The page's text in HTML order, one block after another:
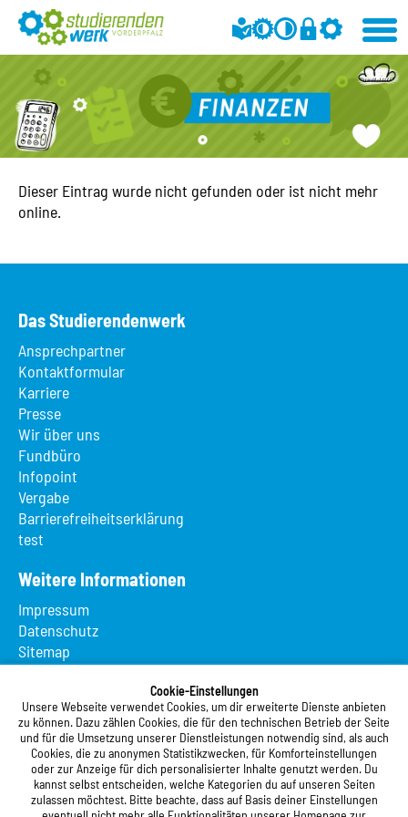
Cookie-Einstellungen
Unsere Webseite verwendet Cookies, um dir erweiterte Dienste anbieten
zu können. Dazu zählen Cookies, die für den technischen Betrieb der Seite
und für die Umsetzung unserer Dienstleistungen notwendig sind, als auch
Cookies, die zu anonymen Statistikzwecken, für Komforteinstellungen
oder zur Anzeige für dich personalisierter Inhalte genutzt werden. Du
kannst selbst entscheiden, welche Kategorien du auf unseren Seiten
zulassen möchtest. Bitte beachte, dass auf Basis deiner Einstellungen
Dieser Eintrag wurde nicht gefunden oder ist nicht mehr
online.
Das Studierendenwerk
Ansprechpartner
Kontaktformular
Karriere
Presse
Wir über uns
Fundbüro
Infopoint
Vergabe
Barrierefreiheitserklärung
test
Weitere Informationen
Impressum
Datenschutz
Sitemap
Suche
Registrierung
Studierendenwerk Vorderpfalz
Studierendenwerk Vorderpfalz
Anstalt des öffentlichen Rechts